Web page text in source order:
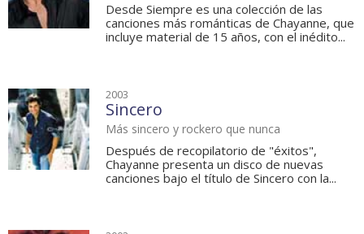
Desde Siempre es una colección de las
canciones más románticas de Chayanne, que
incluye material de 15 años, con el inédito...
2003
Sincero
Más sincero y rockero que nunca
Después de recopilatorio de "éxitos",
Chayanne presenta un disco de nuevas
canciones bajo el título de Sincero con la...